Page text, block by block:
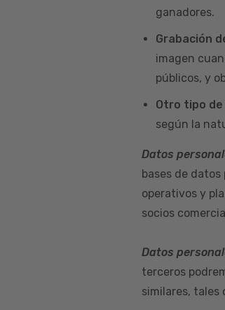
ganadores.
Grabación
imagen
públicos, y
Otro tipo
según la
Datos
bases de
operativos y
socios
Datos
terceros
similares, tales